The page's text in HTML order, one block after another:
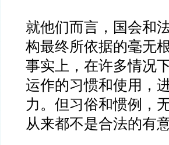
就他们而言，国会和
构最终所依据的毫无
事实上，在许多情况
运作的习惯和使用，
力。但习俗和惯例，
从来都不是合法的有